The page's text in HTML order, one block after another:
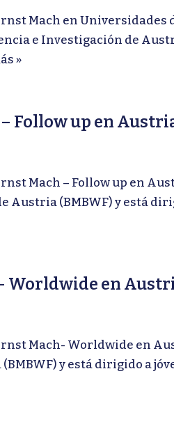
Mach en
e Investigación de
»
Follow up en
Mach – Follow up en
Austria (BMBWF) y está
Worldwide en
Mach- Worldwide en
y está dirigido a